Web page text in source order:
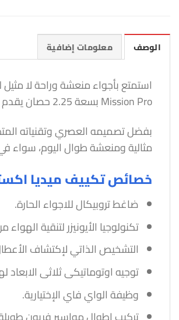
الوصف معلومات إضافية
Mission Pro بسعة 2.25 حصان يقدم لك الحل الأمثل.
بفضل تصميمه العصري وتقنياته
مثالية ومنعشة طوال اليوم، سواء
خصائص تكييف ميديا
ضاغط تروبيكال للاجواء الحارة.
تكنولوجيا الأيونيزر لتنقية الهواء
التشخيص الذاتي لإكتشاف
توجيه اوتوماتيكى ثلاثى
وظيفة الواي فاي الإختيارية.